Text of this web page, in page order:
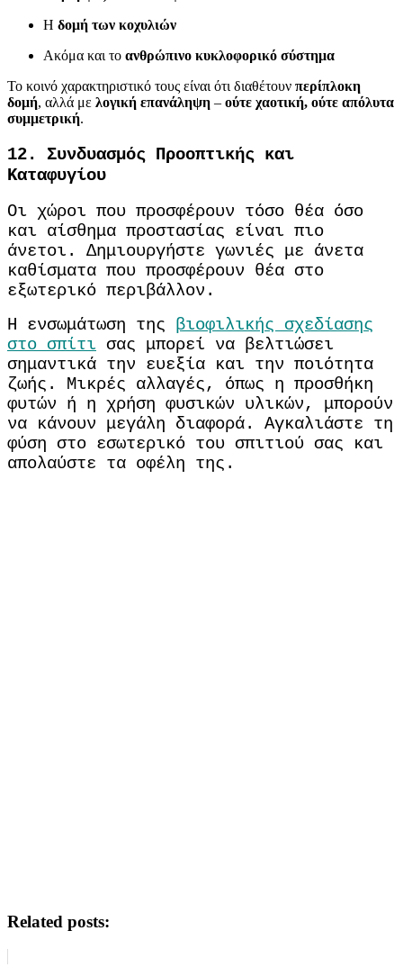
Η δομή των κοχυλιών
Ακόμα και το ανθρώπινο κυκλοφορικό σύστημα
Το κοινό χαρακτηριστικό τους είναι ότι διαθέτουν περίπλοκη
δομή, αλλά με λογική επανάληψη – ούτε χαοτική, ούτε απόλυτα
συμμετρική.
12. Συνδυασμός Προοπτικής και
Καταφυγίου
Οι χώροι που προσφέρουν τόσο θέα όσο
και αίσθημα προστασίας είναι πιο
άνετοι.
Δημιουργήστε γωνιές με άνετα
καθίσματα που προσφέρουν θέα στο
εξωτερικό περιβάλλον.
Η ενσωμάτωση της βιοφιλικής σχεδίασης
στο σπίτι σας μπορεί να βελτιώσει
σημαντικά την ευεξία και την ποιότητα
ζωής.
Μικρές αλλαγές, όπως η προσθήκη
φυτών ή η χρήση φυσικών υλικών, μπορούν
να κάνουν μεγάλη διαφορά.
Αγκαλιάστε τη
φύση στο εσωτερικό του σπιτιού σας και
απολαύστε τα οφέλη της.
Related posts: